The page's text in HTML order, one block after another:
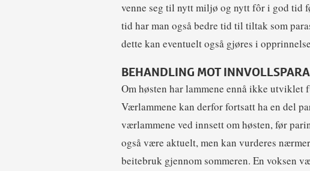
venne seg til nytt miljø og nytt fôr i god tid
tid har man også bedre tid til tiltak som
dette kan eventuelt også gjøres i
BEHANDLING MOT
Om høsten har lammene ennå ikke
Værlammene kan derfor fortsatt ha en del
værlammene ved innsett om høsten, før
også være aktuelt, men kan vurderes
beitebruk gjennom sommeren. En voksen